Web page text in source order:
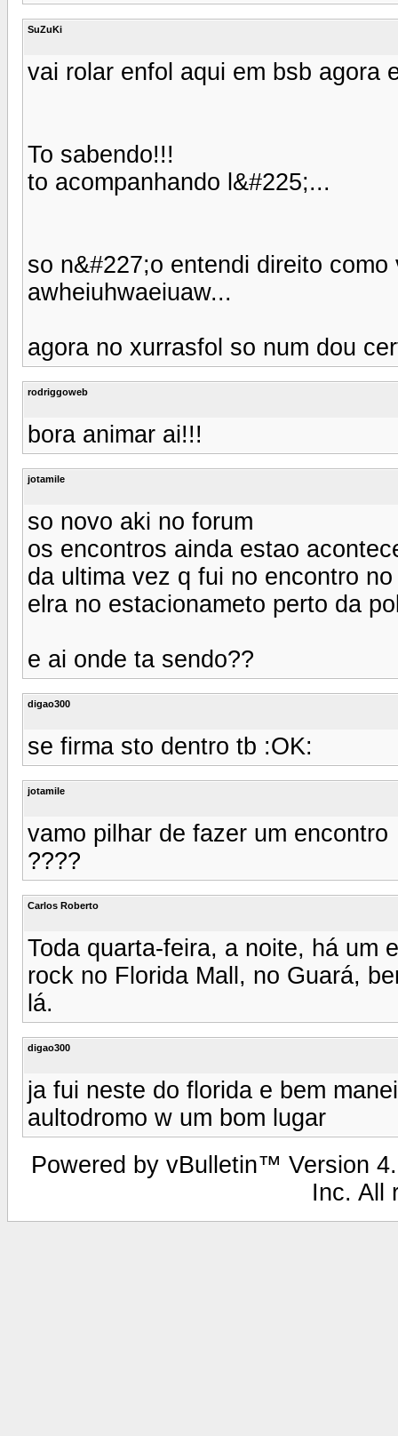
SuZuKi
vai rolar enfol aqui em bsb agora
To sabendo!!!
to acompanhando l&#225;...
so n&#227;o entendi direito como
awheiuhwaeiuaw...
agora no xurrasfol so num dou
rodriggoweb
bora animar ai!!!
jotamile
so novo aki no forum
os encontros ainda estao
da ultima vez q fui no encontro
elra no estacionameto perto da
e ai onde ta sendo??
digao300
se firma sto dentro tb :OK:
jotamile
vamo pilhar de fazer um encontro
????
Carlos Roberto
Toda quarta-feira, a noite, há um
rock no Florida Mall, no Guará,
lá.
digao300
ja fui neste do florida e bem
aultodromo w um bom lugar
Powered by vBulletin™ Version
Inc. All